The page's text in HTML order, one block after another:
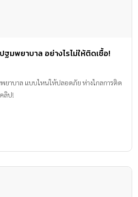
ฐมพยาบาล อย่างไรไม่ให้ติดเชื้อ!
ยาบาล แบบไหนให้ปลอดภัย ห่างไกลการติด
ลิป!